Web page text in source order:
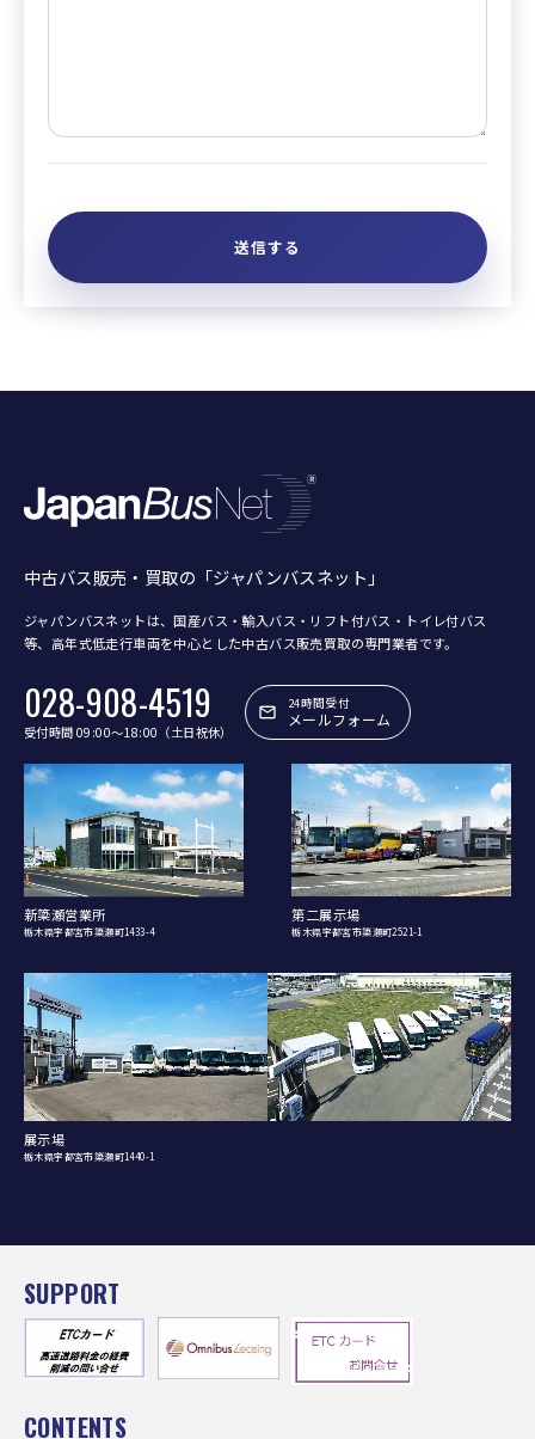
中古バス販売・買取の「ジャパンバスネット」
ジャパンバスネットは、国産バス・輸入バス・リフト付バス・トイレ付バス
等、 高年式低走行車両を中心とした中古バス販売買取の専門業者です。
028-908-4519
受付時間 09:00〜18:00（土日祝休）
24時間受付
メールフォーム
新簗瀬営業所
栃木県宇都宮市簗瀬町1433-4
第二展示場
栃木県宇都宮市簗瀬町2521-1
展示場
栃木県宇都宮市簗瀬町1440-1
SUPPORT
CONTENTS